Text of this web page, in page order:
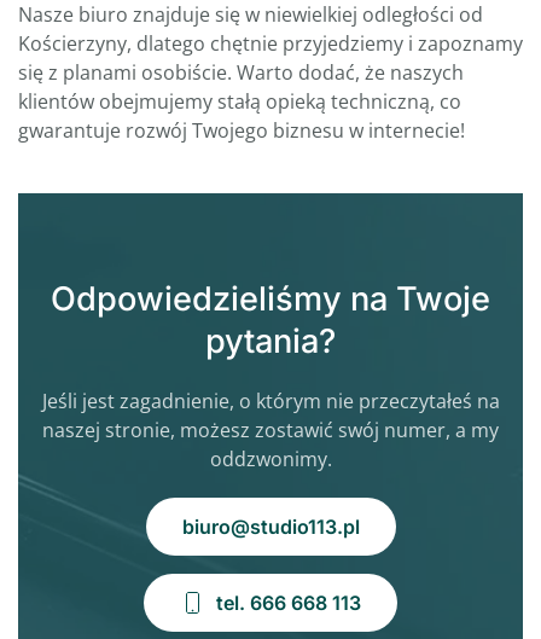
Nasze biuro znajduje się w niewielkiej odległości od
Kościerzyny, dlatego chętnie przyjedziemy i zapoznamy
się z planami osobiście. Warto dodać, że naszych
klientów obejmujemy stałą opieką techniczną, co
gwarantuje rozwój Twojego biznesu w internecie!
Odpowiedzieliśmy na Twoje
pytania?
Jeśli jest zagadnienie, o którym nie przeczytałeś na
naszej stronie, możesz zostawić swój numer, a my
oddzwonimy.
biuro@studio113.pl
tel. 666 668 113